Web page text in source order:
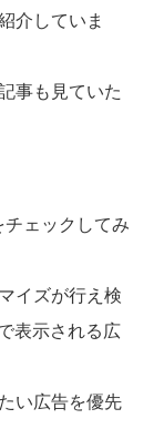
介していま
事も見ていた
チェックしてみ
イズが行え検
表示される広
い広告を優先